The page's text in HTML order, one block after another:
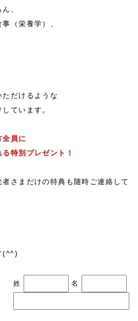
、
（栄養学）、
だけるような
ています。
全員に
特別プレゼント！
さまだけの特典も随時ご連絡して
(^^)
姓 名